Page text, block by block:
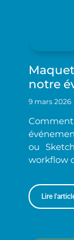
notre
9 mars 2026
ou
workflow
Lire